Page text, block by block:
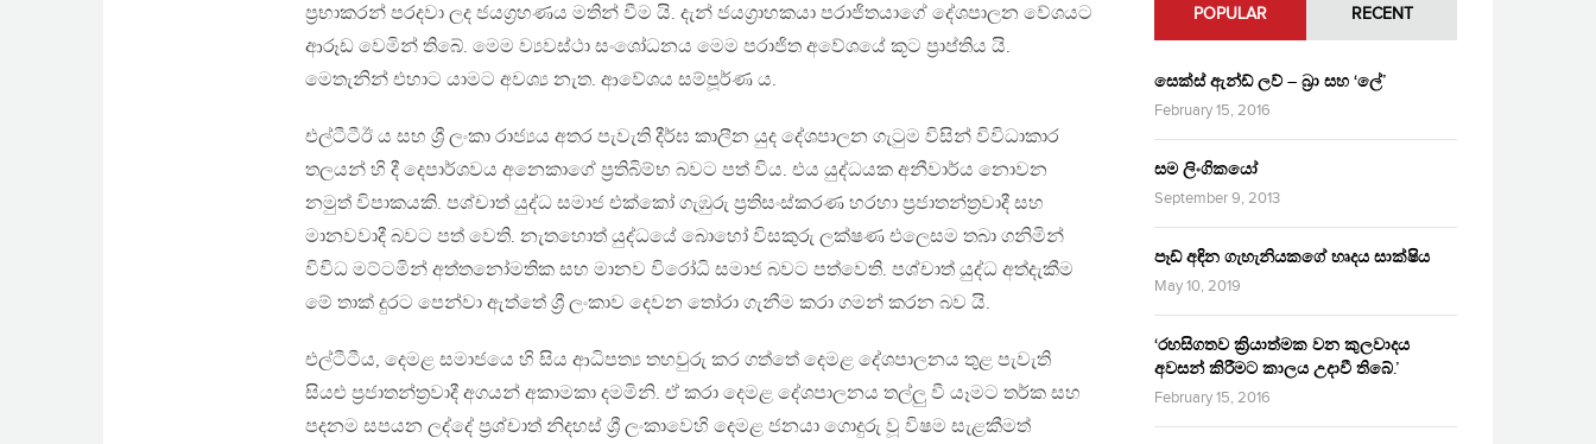
ප්‍රභාකරන් පරදවා ලද ජයග්‍රහණය මතින් වීම යි. දැන් ජයග්‍රාහකයා පරාජිතයාගේ දේශපාලන වේශයට
ආරූඩ වෙමින් තිබේ. මෙම ව්‍යවස්ථා සංශෝධනය මෙම පරාජිත අවේශයේ කූට ප්‍රාප්තිය යි.
මෙතැනින් එහාට යාමට අවශ්‍ය නැත. ආවේශය සම්පූර්ණ ය.
එල්ටීටීඊ ය සහ ශ්‍රී ලංකා රාජ්‍යය අතර පැවැති දීර්ඝ කාලීන යුද දේශපාලන ගැටුම විසින් විවිධාකාර
තලයන් හි දී දෙපාර්ශවය අනෙකාගේ ප්‍රතිබිම්භ බවට පත් විය. එය යුද්ධයක අනීවාර්ය නොවන
නමුත් විපාකයකි. පශ්චාත් යුද්ධ සමාජ එක්කෝ ගැඹුරු ප්‍රතිසංස්කරණ හරහා ප්‍රජාතන්ත්‍රවාදී සහ
මානවවාදී බවට පත් වෙති. නැතහොත් යුද්ධයේ බොහෝ විසකුරු ලක්ෂණ එලෙසම තබා ගනිමින්
විවිධ මට්ටමින් අත්තනෝමතික සහ මානව විරෝධි සමාජ බවට පත්වෙති. පශ්චාත් යුද්ධ අත්දැකීම
මේ තාක් දුරට පෙන්වා ඇත්තේ ශ්‍රී ලංකාව දෙවන තෝරා ගැනීම කරා ගමන් කරන බව යි.
එල්ටීටීය, දෙමළ සමාජයෙ හි සිය ආධිපත්‍ය තහවුරු කර ගත්තේ දෙමළ දේශපාලනය තුළ පැවැති
සියළු ප්‍රජාතන්ත්‍රවාදී අගයන් අකාමකා දමමිනි. ඒ කරා දෙමළ දේශපාලනය තල්ලු වී යෑමට තර්ක සහ
පදනම සපයන ලද්දේ ප්‍රශ්චාත් නිදහස් ශ්‍රී ලංකාවෙහි දෙමළ ජනයා ගොදුරු වූ විෂම සැළකීමත්
POPULAR RECENT
සෙක්ස් ඇන්ඩ් ලව් – බ්‍රා සහ ‘ලේ’
February 15, 2016
සම ලිංගිකයෝ
September 9, 2013
පෑඩ් අඳින ගැහැනියකගේ හෘදය සාක්ෂිය
May 10, 2019
‘රහසිගතව ක්‍රියාත්මක වන කුලවාදය
අවසන් කිරීමට කාලය උදාවී තිබේ.’
February 15, 2016